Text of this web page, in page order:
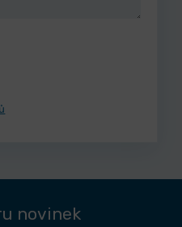
novinek